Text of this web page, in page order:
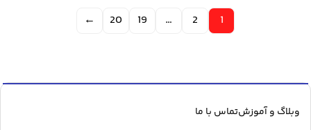
1
2
…
19
20
←
وبلاگ و آموزشتماس با ما